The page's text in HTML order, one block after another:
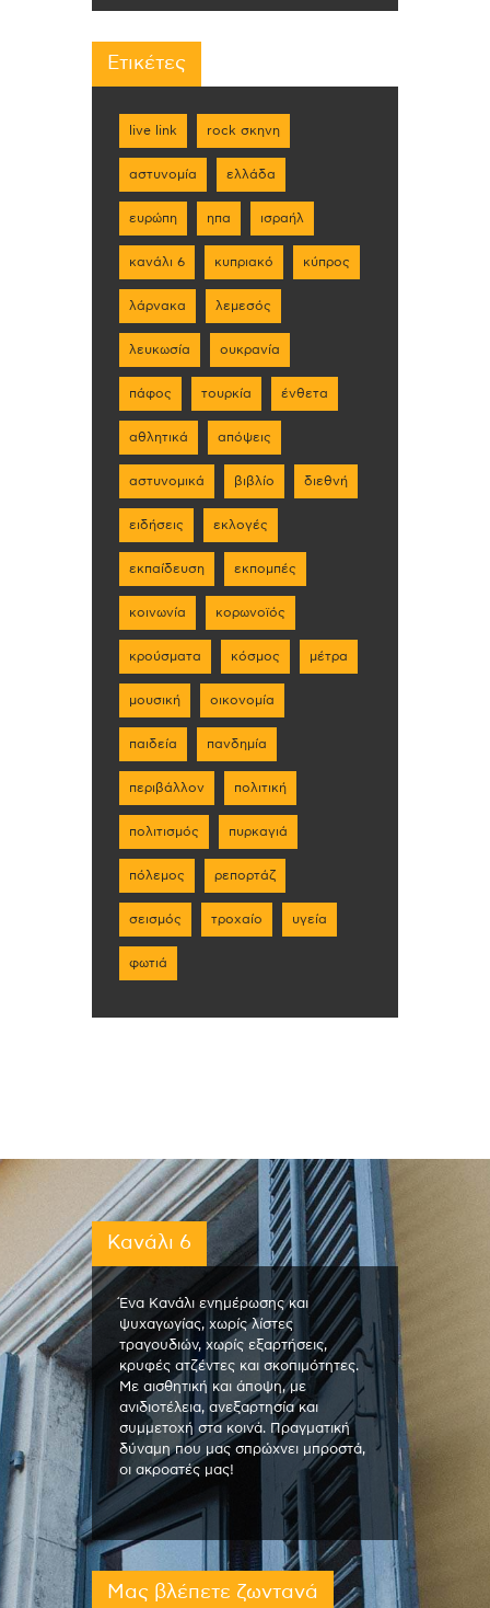
Ετικέτες
live link rock σκηνη
αστυνομία ελλάδα
ευρώπη ηπα ισραήλ
κανάλι 6 κυπριακό κύπρος
λάρνακα λεμεσός
λευκωσία ουκρανία
πάφος τουρκία ένθετα
αθλητικά απόψεις
αστυνομικά βιβλίο διεθνή
ειδήσεις εκλογές
εκπαίδευση εκπομπές
κοινωνία κορωνοϊός
κρούσματα κόσμος μέτρα
μουσική οικονομία
παιδεία πανδημία
περιβάλλον πολιτική
πολιτισμός πυρκαγιά
πόλεμος ρεπορτάζ
σεισμός τροχαίο υγεία
φωτιά
Κανάλι 6
Ένα Κανάλι ενημέρωσης και
ψυχαγωγίας, χωρίς λίστες
τραγουδιών, χωρίς εξαρτήσεις,
κρυφές ατζέντες και σκοπιμότητες.
Με αισθητική και άποψη, με
ανιδιοτέλεια, ανεξαρτησία και
συμμετοχή στα κοινά. Πραγματική
δύναμη που μας σπρώχνει μπροστά,
οι ακροατές μας!
Μας βλέπετε ζωντανά